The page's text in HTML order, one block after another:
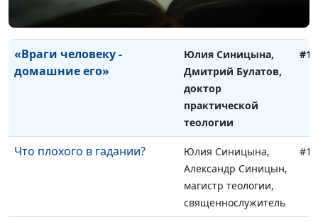
практической
теологии
«Враги человеку -
домашние его»
Юлия Синицына,
Дмитрий Булатов,
доктор
практической
теологии
Что плохого в гадании?
Юлия Синицына,
Александр Синицын,
магистр теологии,
священнослужитель